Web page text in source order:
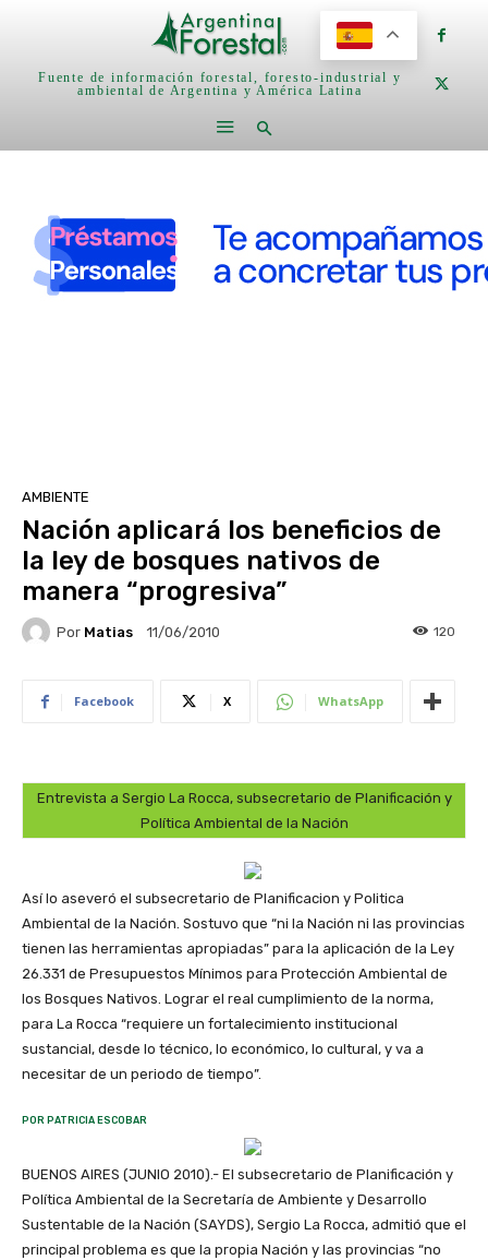
Fuente de información forestal, foresto-industrial y
ambiental de Argentina y América Latina
AMBIENTE
Nación aplicará los beneficios de
la ley de bosques nativos de
manera “progresiva”
Por Matias 11/06/2010 120
Facebook X WhatsApp
Entrevista a Sergio La Rocca, subsecretario de Planificación y
Política Ambiental de la Nación
Así lo aseveró el subsecretario de Planificacion y Politica
Ambiental de la Nación. Sostuvo que “ni la Nación ni las provincias
tienen las herramientas apropiadas” para la aplicación de la Ley
26.331 de Presupuestos Mínimos para Protección Ambiental de
los Bosques Nativos. Lograr el real cumplimiento de la norma,
para La Rocca “requiere un fortalecimiento institucional
sustancial, desde lo técnico, lo económico, lo cultural, y va a
necesitar de un periodo de tiempo”.
POR PATRICIA ESCOBAR
BUENOS AIRES (JUNIO 2010).- El subsecretario de Planificación y
Política Ambiental de la Secretaría de Ambiente y Desarrollo
Sustentable de la Nación (SAYDS), Sergio La Rocca, admitió que el
principal problema es que la propia Nación y las provincias “no